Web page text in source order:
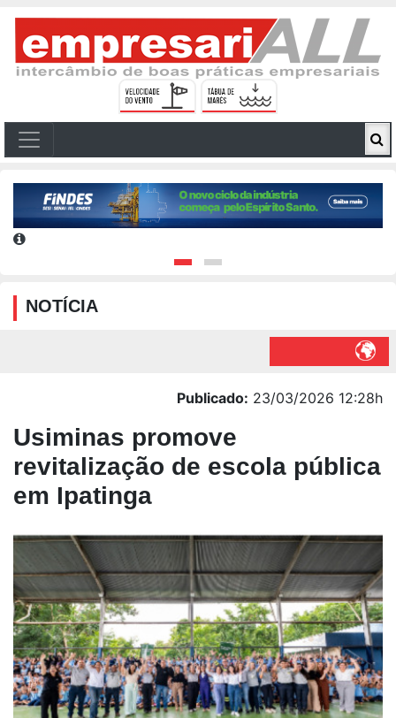
NOTÍCIA
Publicado: 23/03/2026 12:28h
Usiminas promove
revitalização de escola pública
em Ipatinga